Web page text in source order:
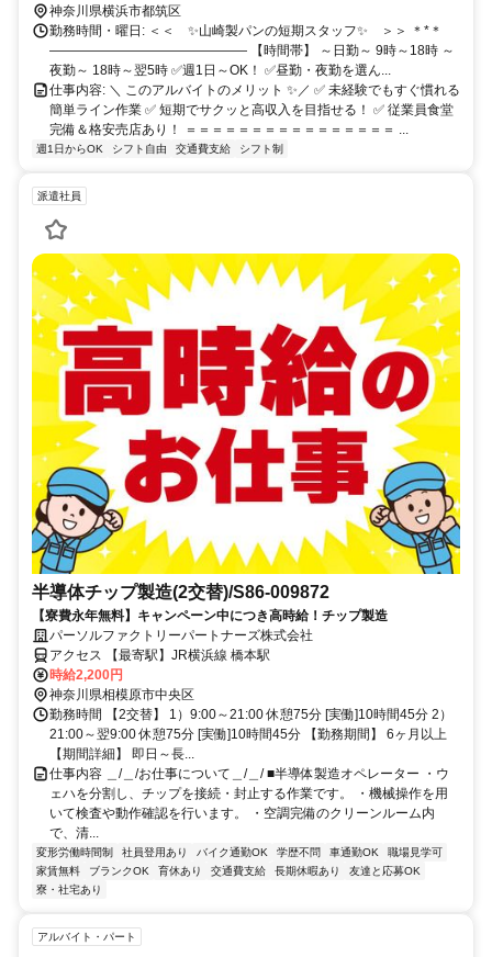
車、徒歩3分 ・JR「中山駅」「菊名駅」「鶴見駅」 ブルーライン
「新羽駅」東急東横線「大倉山駅」 より横浜市営バス41系統乗車
→「東方町」下車、徒歩5分 ・JR「鴨居駅」徒歩30分 ＊駅からバス
通勤が便利です 小机駅までの送りバスもご用意しています♪(夜勤勤務
限定)
神奈川県横浜市都筑区
勤務時間・曜日: ＜＜ ✨山崎製パンの短期スタッフ✨ ＞＞ ＊*＊
――――――――――――――― 【時間帯】 ～日勤～ 9時～18時 ～
夜勤～ 18時～翌5時 ✅週1日～OK！ ✅昼勤・夜勤を選ん...
仕事内容: ＼ このアルバイトのメリット ✨／ ✅ 未経験でもすぐ慣れる
簡単ライン作業 ✅ 短期でサクッと高収入を目指せる！ ✅ 従業員食堂
完備＆格安売店あり！ ＝＝＝＝＝＝＝＝＝＝＝＝＝＝＝＝ ...
週1日からOK シフト自由 交通費支給 シフト制
派遣社員
半導体チップ製造(2交替)/S86-009872
【寮費永年無料】キャンペーン中につき高時給！チップ製造
パーソルファクトリーパートナーズ株式会社
アクセス 【最寄駅】JR横浜線 橋本駅
時給2,200円
神奈川県相模原市中央区
勤務時間 【2交替】 1）9:00～21:00 休憩75分 [実働]10時間45分 2）
21:00～翌9:00 休憩75分 [実働]10時間45分 【勤務期間】 6ヶ月以上
【期間詳細】 即日～長...
仕事内容 ＿/＿/お仕事について＿/＿/ ■半導体製造オペレーター ・ウ
ェハを分割し、チップを接続・封止する作業です。 ・機械操作を用
いて検査や動作確認を行います。 ・空調完備のクリーンルーム内
で、清...
変形労働時間制 社員登用あり バイク通勤OK 学歴不問 車通勤OK
職場見学可
家賃無料
ブランクOK 育休あり 交通費支給 長期休暇あり
友達と応募OK
寮・社宅あり
アルバイト・パート